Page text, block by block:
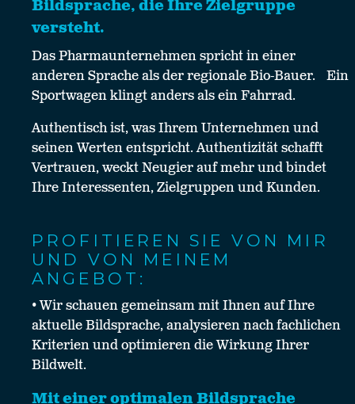
Bildsprache, die Ihre Zielgruppe
versteht.
Das Pharmaunternehmen spricht in einer
anderen Sprache als der regionale Bio-Bauer. Ein
Sportwagen klingt anders als ein Fahrrad.
Authentisch ist, was Ihrem Unternehmen und
seinen Werten entspricht. Authentizität schafft
Vertrauen, weckt Neugier auf mehr und bindet
Ihre Interessenten, Zielgruppen und Kunden.
PROFITIEREN SIE VON MIR
UND VON MEINEM
ANGEBOT:
• Wir schauen gemeinsam mit Ihnen auf Ihre
aktuelle Bildsprache, analysieren nach fachlichen
Kriterien und optimieren die Wirkung Ihrer
Bildwelt.
Mit einer optimalen Bildsprache